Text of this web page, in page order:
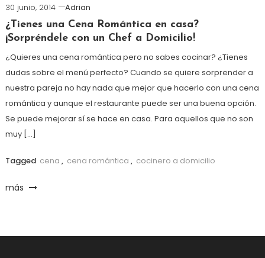
30 junio, 2014
Adrian
¿Tienes una Cena Romántica en casa?
¡Sorpréndele con un Chef a Domicilio!
¿Quieres una cena romántica pero no sabes cocinar? ¿Tienes
dudas sobre el menú perfecto? Cuando se quiere sorprender a
nuestra pareja no hay nada que mejor que hacerlo con una cena
romántica y aunque el restaurante puede ser una buena opción.
Se puede mejorar sí se hace en casa. Para aquellos que no son
muy […]
Tagged cena , cena romántica , cocinero a domicilio
más